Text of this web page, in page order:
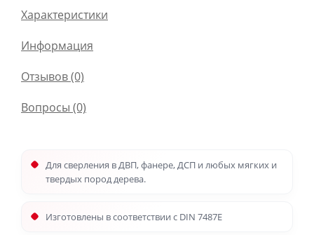
Характеристики
Информация
Отзывов (0)
Вопросы (0)
Для сверления в ДВП, фанере, ДСП и любых мягких и
твердых пород дерева.
Изготовлены в соответствии с DIN 7487E